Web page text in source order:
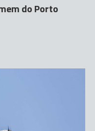
do Porto